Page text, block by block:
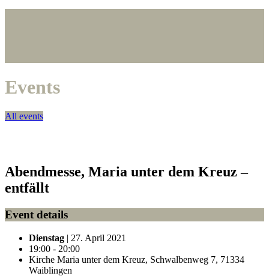
Events
All events
Abendmesse, Maria unter dem Kreuz –
entfällt
Event details
Dienstag | 27. April 2021
19:00 - 20:00
Kirche Maria unter dem Kreuz, Schwalbenweg 7, 71334
Waiblingen